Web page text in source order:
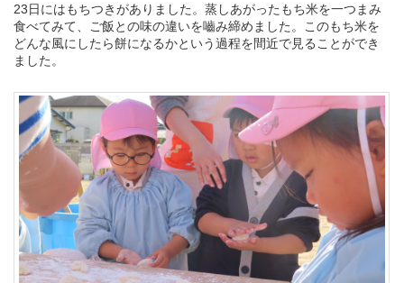
23日にはもちつきがありました。蒸しあがったもち米を一つまみ
食べてみて、ご飯との味の違いを嚙み締めました。このもち米を
どんな風にしたら餅になるかという過程を間近で見ることができ
ました。